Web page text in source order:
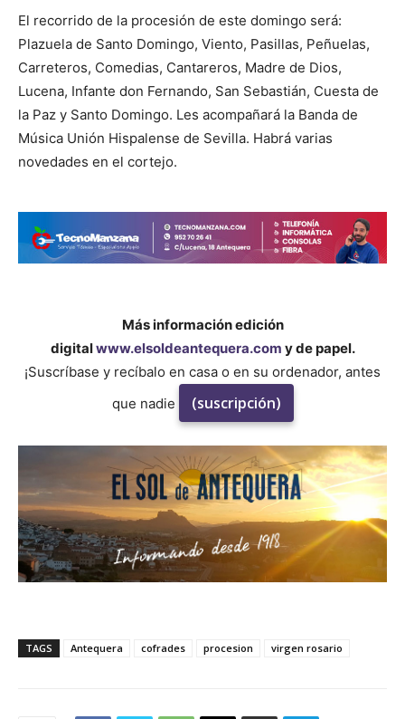
El recorrido de la procesión de este domingo será:
Plazuela de Santo Domingo, Viento, Pasillas, Peñuelas,
Carreteros, Comedias, Cantareros, Madre de Dios,
Lucena, Infante don Fernando, San Sebastián, Cuesta de
la Paz y Santo Domingo. Les acompañará la Banda de
Música Unión Hispalense de Sevilla. Habrá varias
novedades en el cortejo.
Más información edición
digitalwww.elsoldeantequera.com y de papel.
¡Suscríbase y recíbalo en casa o en su ordenador, antes
que nadie
(suscripción)
TAGS Antequera cofrades procesion virgen rosario